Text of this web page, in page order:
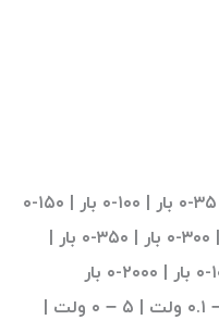
۳۵-۰ بار | ۱۰۰-۰ بار | ۱۵۰-۰
بار | ۲۰۰-۰ بار | ۲۵۰-۰ بار | ۳۰۰-۰ بار | ۳۵۰-۰ بار |
۱۰ – ۰ ولت | ۱۰.۱ – ۰.۱ ولت | ۵ – ۰ ولت |